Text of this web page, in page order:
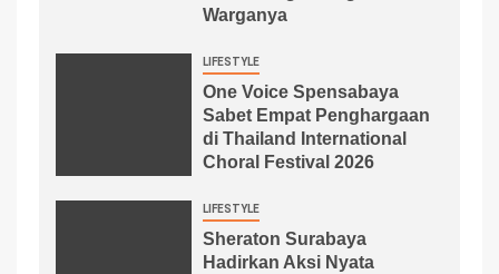
Warganya
LIFESTYLE
One Voice Spensabaya
Sabet Empat Penghargaan
di Thailand International
Choral Festival 2026
LIFESTYLE
Sheraton Surabaya
Hadirkan Aksi Nyata